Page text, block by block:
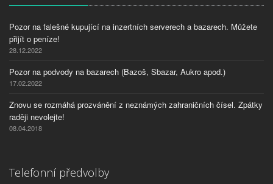
Pozor na falešné kupující na inzertních serverech a bazarech. Můžete
přijít o peníze!
28.12.2022
Pozor na podvody na bazarech (Bazoš, Sbazar, Aukro apod.)
17.02.2022
Znovu se rozmáhá prozvánění z neznámých zahraničních čísel. Zpátky
raději nevolejte!
08.04.2018
Telefonní předvolby